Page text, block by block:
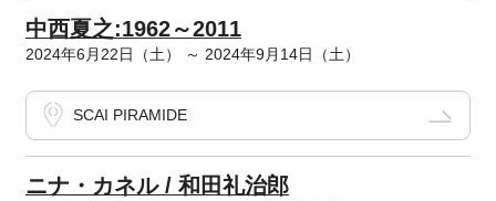
中西夏之:1962～2011
2024年6月22日（土） ～ 2024年9月14日（土）
SCAI PIRAMIDE
ニナ・カネル / 和田礼治郎